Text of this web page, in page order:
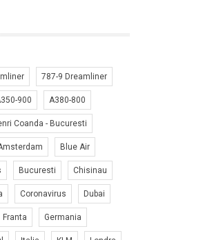
787-9 Dreamliner
900 A380-800
Coanda - Bucuresti
Blue Air
Bucuresti Chisinau
Coronavirus Dubai
Franta Germania